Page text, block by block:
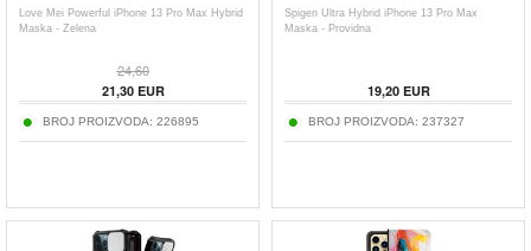
Love Mei Powerful iPhone 13 Pro Max Hybrid
Maska - Zelena
24,60
21,30EUR
BROJ PROIZVODA: 226895
Spigen Ultra Hybrid iPhone 13 Pro Max
Maska - Providna
19,20EUR
BROJ PROIZVODA: 237327